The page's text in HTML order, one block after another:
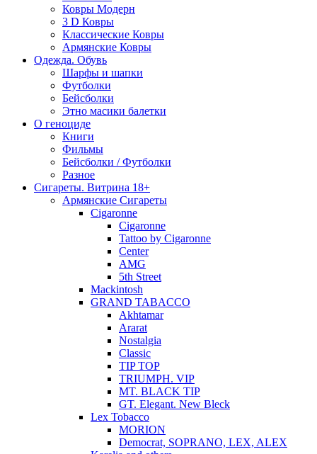
Ковры Модерн
3 D Ковры
Классические Ковры
Армянские Ковры
Одежда. Обувь
Шарфы и шапки
Футболки
Бейсболки
Этно масики балетки
О геноциде
Книги
Фильмы
Бейсболки / Футболки
Разное
Сигареты. Витрина 18+
Армянские Сигареты
Cigaronne
Cigaronne
Tattoo by Cigaronne
Center
AMG
5th Street
Mackintosh
GRAND TABACCO
Akhtamar
Ararat
Nostalgia
Classic
TIP TOP
TRIUMPH. VIP
MT. BLACK TIP
GT. Elegant. New Bleck
Lex Tobacco
MORION
Democrat, SOPRANO, LEX, ALEX